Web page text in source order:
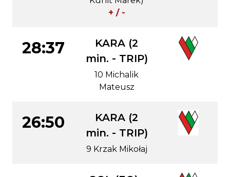
+ / -
28:37
KARA (2
min. - TRIP)
10 Michalik
Mateusz
26:50
KARA (2
min. - TRIP)
9 Krzak Mikołaj